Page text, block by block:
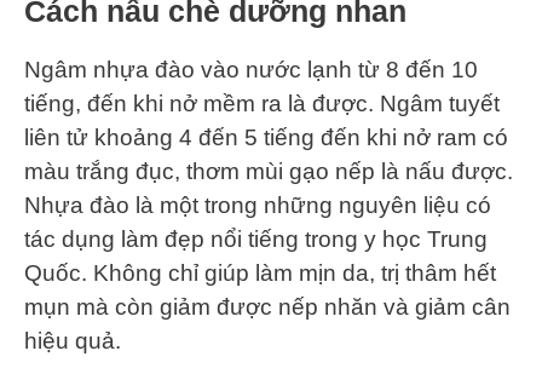
Cách nấu chè dưỡng nhan
Ngâm nhựa đào vào nước lạnh từ 8 đến 10
tiếng, đến khi nở mềm ra là được. Ngâm tuyết
liên tử khoảng 4 đến 5 tiếng đến khi nở ram có
màu trắng đục, thơm mùi gạo nếp là nấu được.
Nhựa đào là một trong những nguyên liệu có
tác dụng làm đẹp nổi tiếng trong y học Trung
Quốc. Không chỉ giúp làm mịn da, trị thâm hết
mụn mà còn giảm được nếp nhăn và giảm cân
hiệu quả.